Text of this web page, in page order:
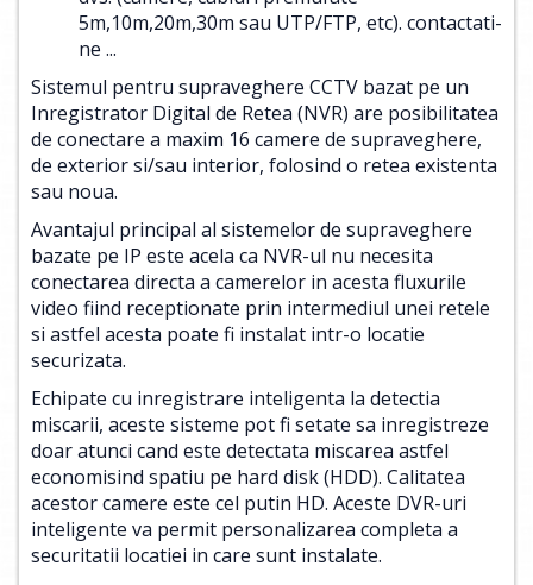
5m,10m,20m,30m sau UTP/FTP, etc). contactati-
ne ...
Sistemul pentru supraveghere CCTV bazat pe un
Inregistrator Digital de Retea (NVR) are posibilitatea
de conectare a maxim 16 camere de supraveghere,
de exterior si/sau interior, folosind o retea existenta
sau noua.
Avantajul principal al sistemelor de supraveghere
bazate pe IP este acela ca NVR-ul nu necesita
conectarea directa a camerelor in acesta fluxurile
video fiind receptionate prin intermediul unei retele
si astfel acesta poate fi instalat intr-o locatie
securizata.
Echipate cu inregistrare inteligenta la detectia
miscarii, aceste sisteme pot fi setate sa inregistreze
doar atunci cand este detectata miscarea astfel
economisind spatiu pe hard disk (HDD). Calitatea
acestor camere este cel putin HD. Aceste DVR-uri
inteligente va permit personalizarea completa a
securitatii locatiei in care sunt instalate.